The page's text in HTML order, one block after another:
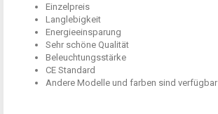
Einzelpreis
Langlebigkeit
Energieeinsparung
Sehr schöne Qualität
Beleuchtungsstärke
CE Standard
Andere Modelle und farben sind verfügbar